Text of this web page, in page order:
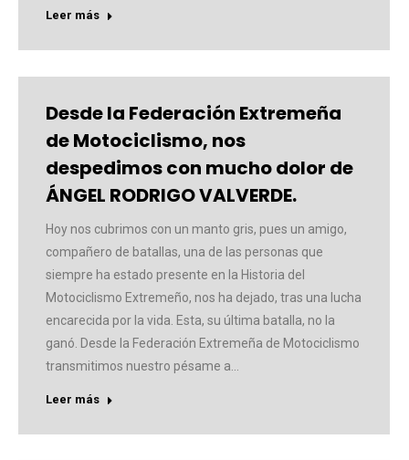
Leer más
Desde la Federación Extremeña
de Motociclismo, nos
despedimos con mucho dolor de
ÁNGEL RODRIGO VALVERDE.
Hoy nos cubrimos con un manto gris, pues un amigo,
compañero de batallas, una de las personas que
siempre ha estado presente en la Historia del
Motociclismo Extremeño, nos ha dejado, tras una lucha
encarecida por la vida. Esta, su última batalla, no la
ganó. Desde la Federación Extremeña de Motociclismo
transmitimos nuestro pésame a…
Leer más